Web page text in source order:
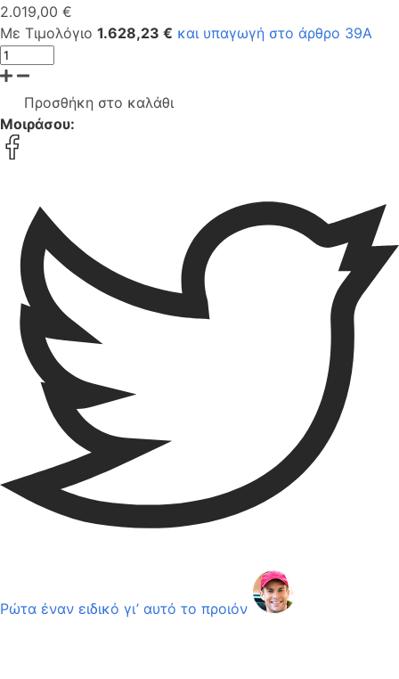
2.019,00 €
Με Τιμολόγιο 1.628,23 € και υπαγωγή στο άρθρο 39Α
Προσθήκη στο καλάθι
Μοιράσου:
Ρώτα έναν ειδικό γι’ αυτό το προιόν